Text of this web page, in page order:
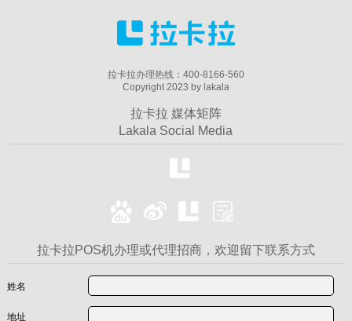
拉卡拉办理热线：400-8166-560
Copyright 2023 by lakala
拉卡拉 媒体矩阵
Lakala Social Media
拉卡拉POS机办理或代理招商，欢迎留下联系方式
姓名
地址